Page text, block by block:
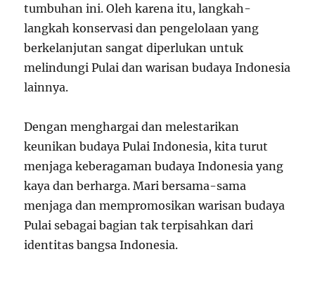
tumbuhan ini. Oleh karena itu, langkah-
langkah konservasi dan pengelolaan yang
berkelanjutan sangat diperlukan untuk
melindungi Pulai dan warisan budaya Indonesia
lainnya.
Dengan menghargai dan melestarikan
keunikan budaya Pulai Indonesia, kita turut
menjaga keberagaman budaya Indonesia yang
kaya dan berharga. Mari bersama-sama
menjaga dan mempromosikan warisan budaya
Pulai sebagai bagian tak terpisahkan dari
identitas bangsa Indonesia.